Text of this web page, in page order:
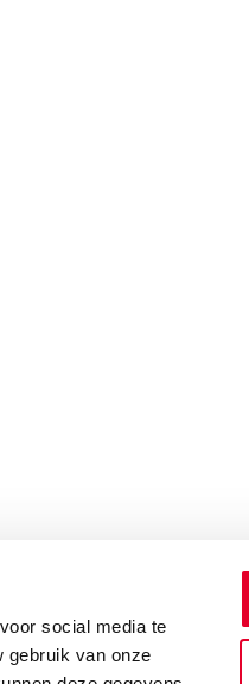
social media te
gebruik van onze